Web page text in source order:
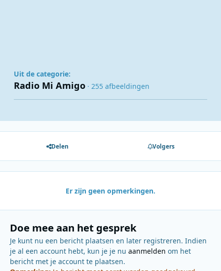
Uit de categorie:
Radio Mi Amigo · 255 afbeeldingen
Delen Volgers
Er zijn geen opmerkingen.
Doe mee aan het gesprek
Je kunt nu een bericht plaatsen en later registreren. Indien
je al een account hebt, kun je je nu aanmelden om het
bericht met je account te plaatsen.